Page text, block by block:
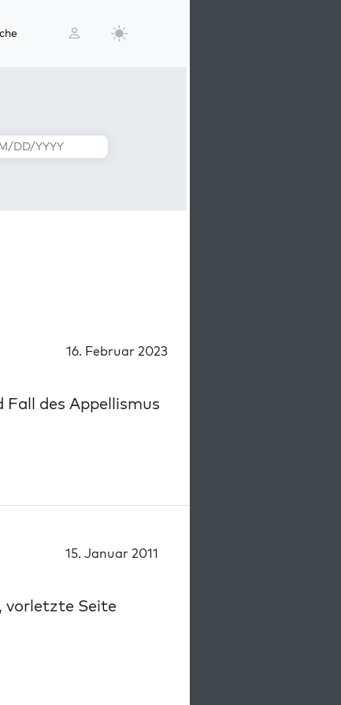
16. Februar 2023
des Appellismus
15. Januar 2011
vorletzte Seite